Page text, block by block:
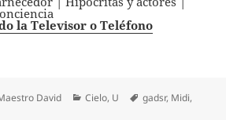
la Televisor o Teléfono
David Categorías
Cielo, U Etiquetas
gadsr, Midi,